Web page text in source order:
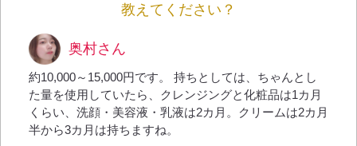
教えてください？
奥村さん
約10,000～15,000円です。 持ちとしては、ちゃんとし
た量を使用していたら、クレンジングと化粧品は1カ月
くらい、洗顔・美容液・乳液は2カ月。クリームは2カ月
半から3カ月は持ちますね。